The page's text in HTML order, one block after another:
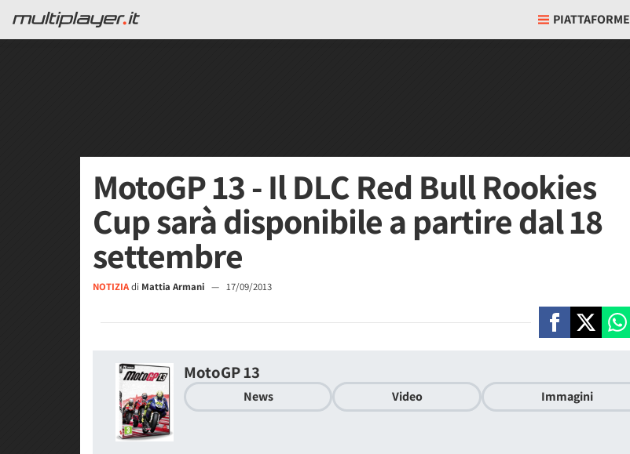
PIATTAFORME
MotoGP 13 - Il DLC Red Bull Rookies
Cup sarà disponibile a partire dal 18
settembre
NOTIZIAdi Mattia Armani — 17/09/2013
MotoGP 13
News Video Immagini